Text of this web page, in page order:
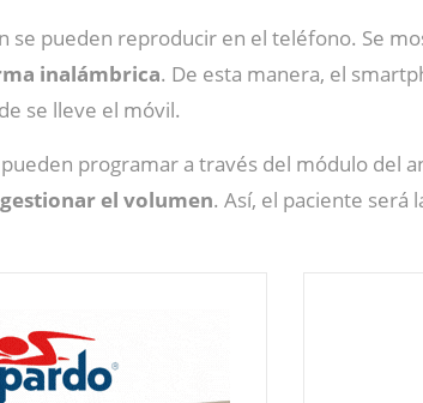
se pueden reproducir en el teléfono. Se
inalámbrica. De esta manera, el
se lleve el móvil.
pueden programar a través del módulo del
el volumen. Así, el paciente será